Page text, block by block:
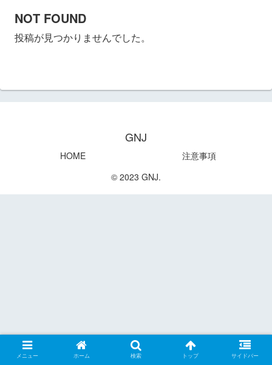
NOT FOUND
投稿が見つかりませんでした。
GNJ
HOME
注意事項
© 2023 GNJ.
メニュー ホーム 検索 トップ サイドバー